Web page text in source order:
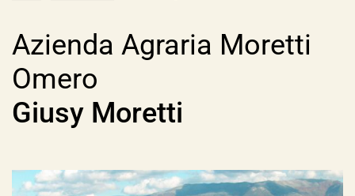
Azienda Agraria Moretti
Omero
Giusy Moretti